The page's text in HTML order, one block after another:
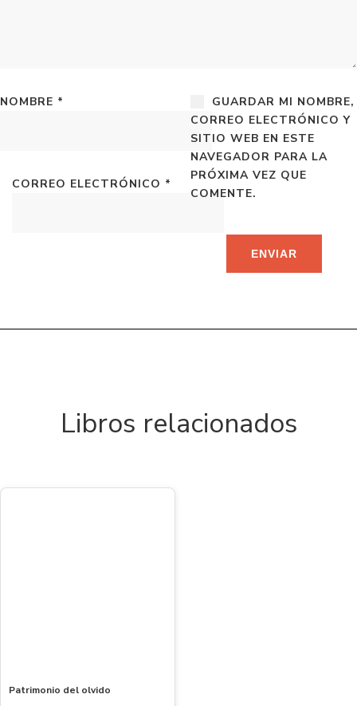
NOMBRE *
CORREO ELECTRÓNICO *
GUARDAR MI NOMBRE,
CORREO ELECTRÓNICO Y
SITIO WEB EN ESTE
NAVEGADOR PARA LA
PRÓXIMA VEZ QUE
COMENTE.
Libros relacionados
Patrimonio del olvido